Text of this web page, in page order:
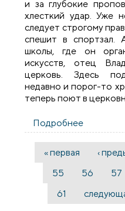
и за глубокие
хлесткий удар. Уже
следует строгому
спешит в спортзал.
школы, где он
искусств, отец
церковь. Здесь
недавно и порог-то
теперь поют в
Подробнее
Страницы
« первая ‹
55
56 57
61